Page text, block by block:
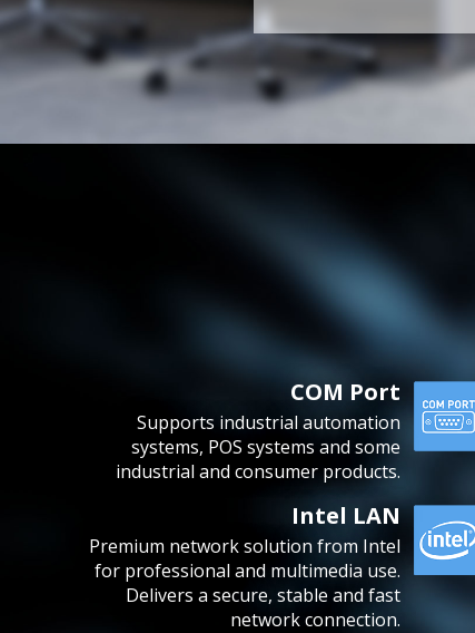
COM Port
Supports industrial automation
systems, POS systems and some
industrial and consumer products.
Intel LAN
Premium network solution from Intel
for professional and multimedia use.
Delivers a secure, stable and fast
network connection.